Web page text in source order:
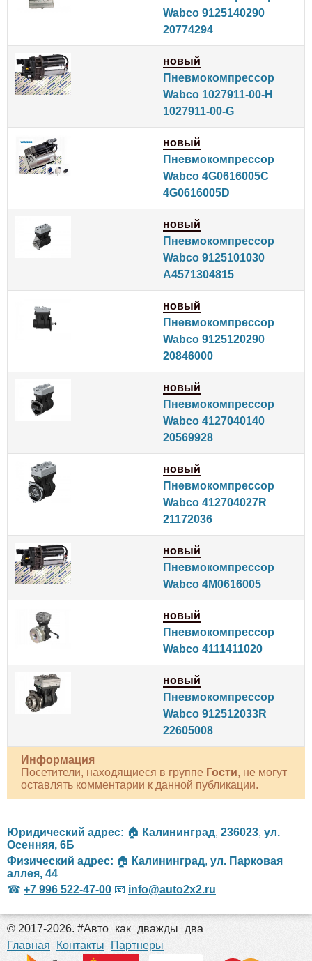
Wabco 9125140290
20774294
новый
Пневмокомпрессор
Wabco 1027911-00-H
1027911-00-G
новый
Пневмокомпрессор
Wabco 4G0616005C
4G0616005D
новый
Пневмокомпрессор
Wabco 9125101030
A4571304815
новый
Пневмокомпрессор
Wabco 9125120290
20846000
новый
Пневмокомпрессор
Wabco 4127040140
20569928
новый
Пневмокомпрессор
Wabco 412704027R
21172036
новый
Пневмокомпрессор
Wabco 4M0616005
новый
Пневмокомпрессор
Wabco 4111411020
новый
Пневмокомпрессор
Wabco 912512033R
22605008
Информация
Посетители, находящиеся в группе Гости, не могут
оставлять комментарии к данной публикации.
Юридический адрес: 🏠 Калининград, 236023, ул.
Осенняя, 6Б
Физический адрес: 🏠 Калининград, ул. Парковая
аллея, 44
☎ +7 996 522-47-00 📧 info@auto2x2.ru
© 2017-2026. #Авто_как_дважды_два
Главная
Контакты Партнеры